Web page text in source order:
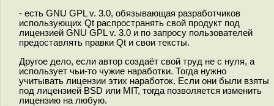
- есть GNU GPL v. 3.0, обязывающая разработчиков
использующих Qt распространять свой продукт под
лицензией GNU GPL v. 3.0 и по запросу пользователей
предоставлять правки Qt и свои тексты.
Другое дело, если автор создаёт свой труд не с нуля, а
использует чьи-то чужие наработки. Тогда нужно
учитывать лицензии этих наработок. Если они были взяты
под лицензией BSD или MIT, тогда позволяется изменить
лицензию на любую.